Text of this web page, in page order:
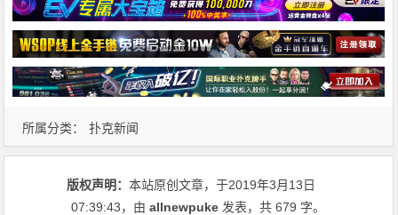
所属分类： 扑克新闻
版权声明：本站原创文章，于2019年3月13日
07:39:43，由allnewpuke 发表，共 679 字。